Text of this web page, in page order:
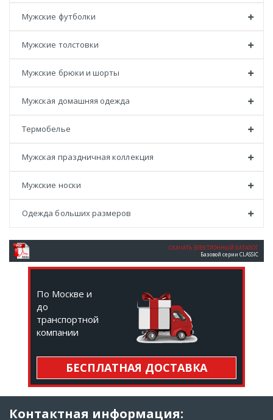
Мужские футболки
Мужские толстовки
Мужские брюки и шорты
Мужская домашняя одежда
Термобелье
Мужская праздничная коллекция
Мужские носки
Одежда больших размеров
СКАЧАТЬ ЭЛЕКТРОННЫЙ КАТАЛОГ
Базовой серии CLASSIC
По Москве и
до
транспортной
компании
БЕСПЛАТНАЯ ДОСТАВКА
Контактная информация: